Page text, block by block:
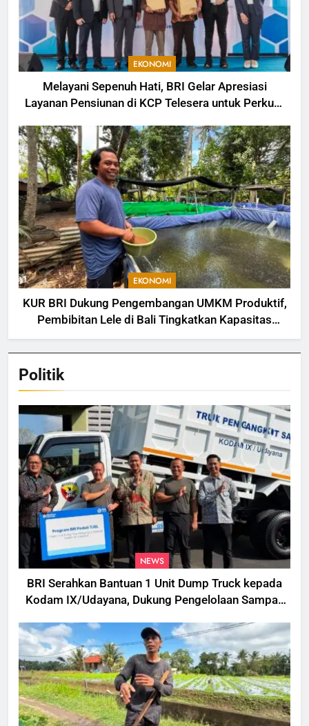
EKONOMI
Melayani Sepenuh Hati, BRI Gelar Apresiasi
Layanan Pensiunan di KCP Telesera untuk Perkuat
EKONOMI
KUR BRI Dukung Pengembangan UMKM Produktif,
Pembibitan Lele di Bali Tingkatkan Kapasitas
Produksi
Politik
NEWS
BRI Serahkan Bantuan 1 Unit Dump Truck kepada
Kodam IX/Udayana, Dukung Pengelolaan Sampah